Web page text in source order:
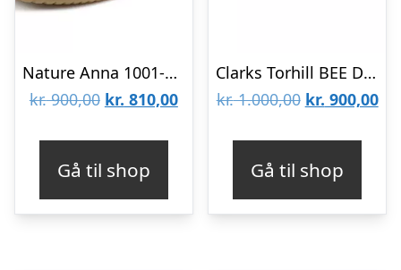
Nature Anna 1001-056-006
kr.900,00 Den
var:
kr. 900,00.
kr. 810,00Den
kr. 810,00.
Gå til shop
Clarks Torhill BEE D CL26172044-1219
kr.1.000,00 Den
var:
kr. 1.000,00.
kr. 900,00
kr.
Gå til shop